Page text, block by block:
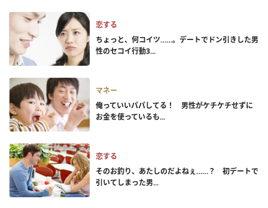
恋する
ちょっと、何コイツ……。デートでドン引きした男
性のセコイ行動3...
マネー
俺っていいパパしてる！ 男性がケチケチせずに
お金を使っているも...
恋する
そのお釣り、あたしのだよねぇ……？ 初デートで
引いてしまった男...